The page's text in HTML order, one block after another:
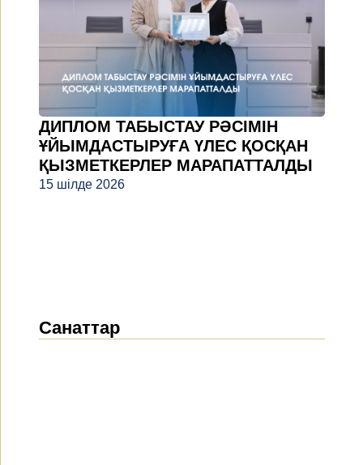
ДИПЛОМ ТАБЫСТАУ РӘСІМІН
ҰЙЫМДАСТЫРУҒА ҮЛЕС ҚОСҚАН
ҚЫЗМЕТКЕРЛЕР МАРАПАТТАЛДЫ
15 шілде 2026
Санаттар